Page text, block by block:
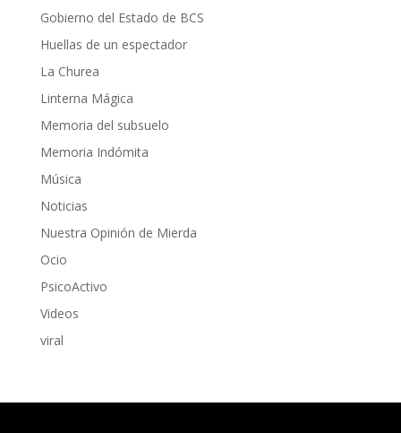
Gobierno del Estado de BCS
Huellas de un espectador
La Churea
Linterna Mágica
Memoria del subsuelo
Memoria Indómita
Música
Noticias
Nuestra Opinión de Mierda
Ocio
PsicoActivo
Videos
viral